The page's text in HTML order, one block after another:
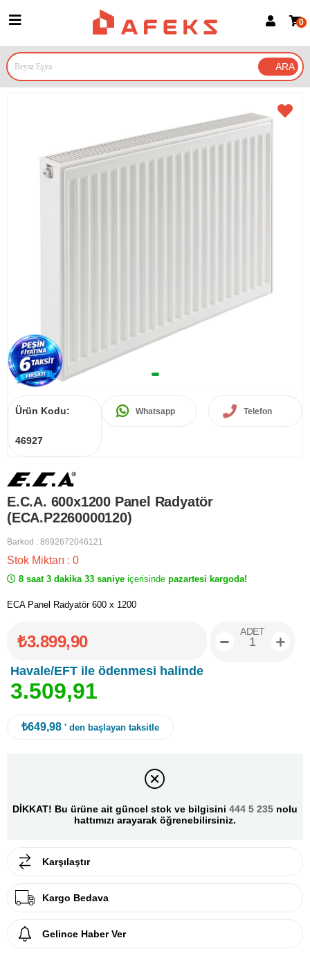
Google İle Bağlan
0
Ürün Kodu:
46927
Whatsapp Telefon
E.C.A. 600x1200 Panel Radyatör
(ECA.P2260000120)
Barkod : 8692672046121
Stok Miktarı : 0
8 saat 3 dakika 33 saniye içerisinde pazartesi kargoda!
ECA Panel Radyatör 600 x 1200
₺3.899,90
Havale/EFT ile ödenmesi halinde
3.509,91
ADET
₺649,98 ' den başlayan taksitle
DİKKAT! Bu ürüne ait güncel stok ve bilgisini 444 5 235 nolu
hattımızı arayarak öğrenebilirsiniz.
Karşılaştır
Kargo Bedava
Gelince Haber Ver